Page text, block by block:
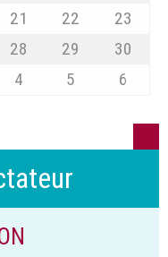
21 22
23
28 29
30
4 5 6